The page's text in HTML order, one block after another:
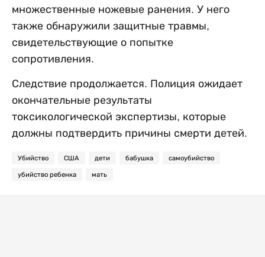
множественные ножевые ранения. У него
также обнаружили защитные травмы,
свидетельствующие о попытке
сопротивления.
Следствие продолжается. Полиция ожидает
окончательные результаты
токсикологической экспертизы, которые
должны подтвердить причины смерти детей.
Убийство США дети бабушка самоубийство
убийство ребенка мать